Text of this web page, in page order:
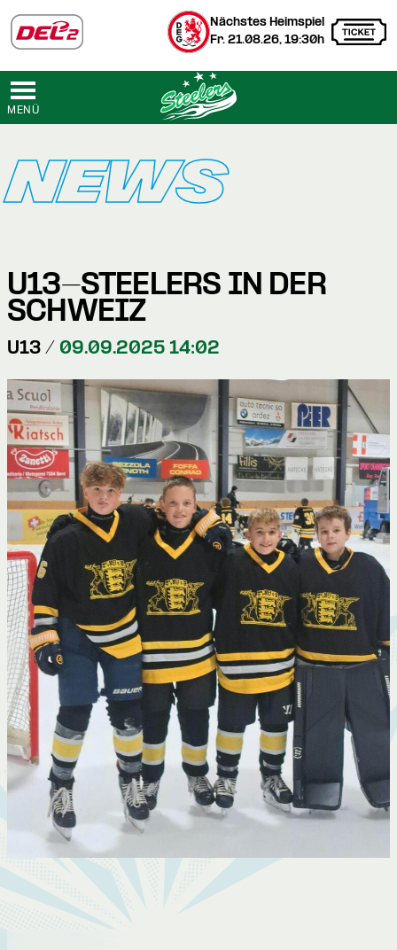
Nächstes Heimspiel
Fr. 21.08.26, 19:30h
MENÜ
NEWS
U13-STEELERS IN DER
SCHWEIZ
U13 / 09.09.2025 14:02